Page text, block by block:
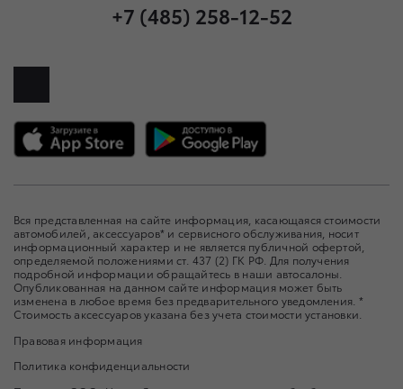
+7 (485) 258-12-52
Вся представленная на сайте информация, касающаяся стоимости
автомобилей, аксессуаров* и сервисного обслуживания, носит
информационный характер и не является публичной офертой,
определяемой положениями ст. 437 (2) ГК РФ. Для получения
подробной информации обращайтесь в наши автосалоны.
Опубликованная на данном сайте информация может быть
изменена в любое время без предварительного уведомления. *
Стоимость аксессуаров указана без учета стоимости установки.
Правовая информация
Политика конфиденциальности